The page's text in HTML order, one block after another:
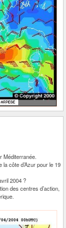
Méditerranée.
côte d’Azur pour le 19
2004 ?
des centres d’action,